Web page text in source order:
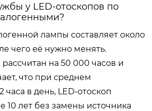
у LED-отоскопов по
лампы составляет около
чего её нужно менять.
рассчитан на 50 000 часов и
что при среднем
часа в день, LED-отоскоп
10 лет без замены источника